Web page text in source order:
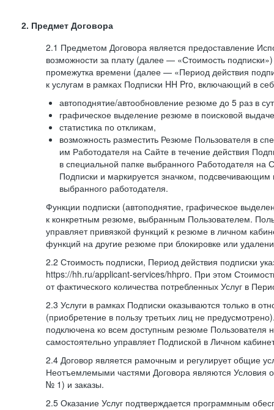
2. Предмет Договора
2.1 Предметом Договора является предоставление
возможности за плату (далее — «Стоимость
промежутка времени (далее — «Период действия
к услугам в рамках Подписки HH Pro, включающий в
автоподнятие/автообновление резюме до 5 раз в
графическое выделение резюме в поисковой
статистика по откликам,
возможность разместить Резюме Пользователя в
им Работодателя на Сайте в течение действия
в специальной папке выбранного Работодателя на
Подписки и маркируется значком,
выбранного работодателя.
Функции подписки (автоподнятие, графическое
к конкретным резюме, выбранным Пользователем.
управляет привязкой функций к резюме в личном
функций на другие резюме при блокировке или
2.2 Стоимость подписки, Период действия подписки
https://hh.ru/applicant-services/hhpro. При этом
от фактического количества потребленных Услуг в
2.3 Услуги в рамках Подписки оказываются только в
(приобретение в пользу третьих лиц не
подключена ко всем доступным резюме Пользователя
самостоятельно управляет Подпиской в Личном
2.4 Договор является рамочным и регулирует общие
Неотъемлемыми частями Договора являются Условия
№ 1) и заказы.
2.5 Оказание Услуг подтверждается программным